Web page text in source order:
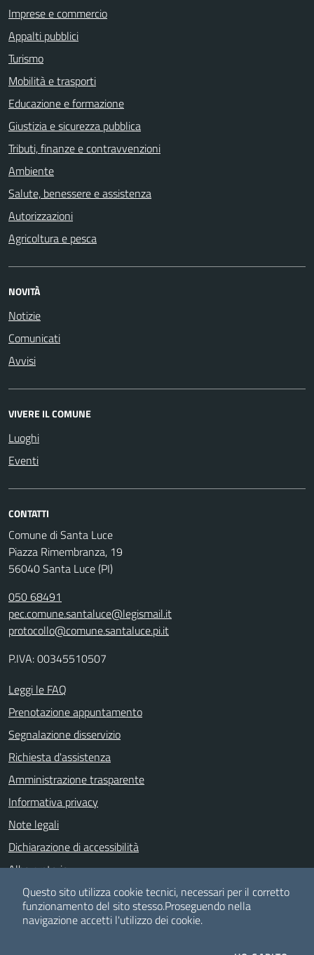
Imprese e commercio
Appalti pubblici
Turismo
Mobilità e trasporti
Educazione e formazione
Giustizia e sicurezza pubblica
Tributi, finanze e contravvenzioni
Ambiente
Salute, benessere e assistenza
Autorizzazioni
Agricoltura e pesca
NOVITÀ
Notizie
Comunicati
Avvisi
VIVERE IL COMUNE
Luoghi
Eventi
CONTATTI
Comune di Santa Luce
Piazza Rimembranza, 19
56040 Santa Luce (PI)
050 68491
pec.comune.santaluce@legismail.it
protocollo@comune.santaluce.pi.it
P.IVA: 00345510507
Leggi le FAQ
Prenotazione appuntamento
Segnalazione disservizio
Richiesta d'assistenza
Amministrazione trasparente
Informativa privacy
Note legali
Dichiarazione di accessibilità
Albo pretorio
Whistle Blowing
Questo sito utilizza cookie tecnici, necessari per il corretto
funzionamento del sito stesso.Proseguendo nella
navigazione accetti l'utilizzo dei cookie.